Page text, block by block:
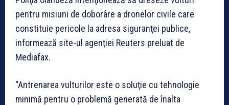
pentru misiuni de doborâre a dronelor civile care
constituie pericole la adresa siguranţei publice,
informează site-ul agenţiei Reuters preluat de
Mediafax.
“Antrenarea vulturilor este o soluţie cu tehnologie
minimă pentru o problemă generată de înalta